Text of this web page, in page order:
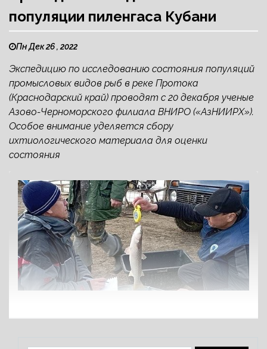
популяции пиленгаса Кубани
Пн Дек 26 , 2022
Экспедицию по исследованию состояния популяций
промысловых видов рыб в реке Протока
(Краснодарский край) проводят с 20 декабря ученые
Азово-Черноморского филиала ВНИРО («АзНИИРХ»).
Особое внимание уделяется сбору
ихтиологического материала для оценки
состояния